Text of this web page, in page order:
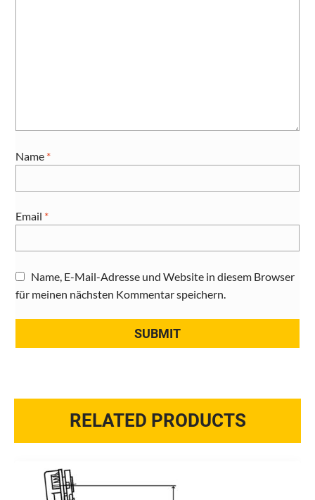
Name *
Email *
Name, E-Mail-Adresse und Website in diesem Browser
für meinen nächsten Kommentar speichern.
RELATED PRODUCTS